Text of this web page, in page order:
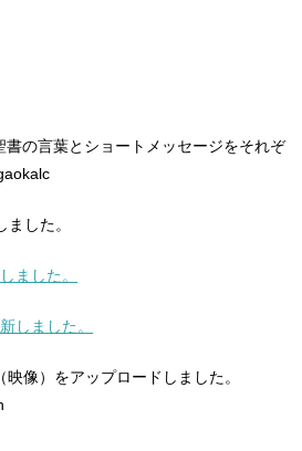
書の言葉とショートメッセージをそれぞ
した。
ました。
しました。
像）をアップロードしました。